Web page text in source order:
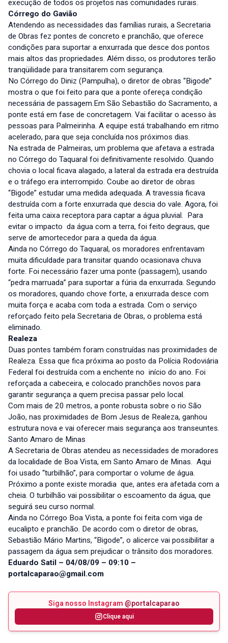
execução de todos os projetos nas comunidades rurais.
Córrego do Gavião
Atendendo as necessidades das famílias rurais, a Secretaria
de Obras fez pontes de concreto e pranchão, que oferece
condições para suportar a enxurrada que desce dos pontos
mais altos das propriedades. Além disso, os produtores terão
tranqüilidade para transitarem com segurança.
No Córrego do Diniz (Pampulha), o diretor de obras “Bigode”
mostra o que foi feito para que a ponte ofereça condição
necessária de passagem.Em São Sebastião do Sacramento, a
ponte está em fase de concretagem. Vai facilitar o acesso às
pessoas para Palmeirinha. A equipe está trabalhando em ritmo
acelerado, para que seja concluída nos próximos dias.
Na estrada de Palmeiras, um problema que afetava a estrada
no Córrego do Taquaral foi definitivamente resolvido. Quando
chovia o local ficava alagado, a lateral da estrada era destruída
e o tráfego era interrompido. Coube ao diretor de obras
“Bigode” estudar uma medida adequada. A travessia ficava
destruída com a forte enxurrada que descia do vale. Agora, foi
feita uma caixa receptora para captar a água pluvial. Para
evitar o impacto da água com a terra, foi feito degraus, que
serve de amortecedor para a queda da água.
Ainda no Córrego do Taquaral, os moradores enfrentavam
muita dificuldade para transitar quando ocasionava chuva
forte. Foi necessário fazer uma ponte (passagem), usando
“pedra marruada” para suportar a fúria da enxurrada. Segundo
os moradores, quando chove forte, a enxurrada desce com
muita força e acaba com toda a estrada. Com o serviço
reforçado feito pela Secretaria de Obras, o problema está
eliminado.
Realeza
Duas pontes também foram construídas nas proximidades de
Realeza. Essa que fica próxima ao posto da Polícia Rodoviária
Federal foi destruída com a enchente no início do ano. Foi
reforçada a cabeceira, e colocado pranchões novos para
garantir segurança a quem precisa passar pelo local.
Com mais de 20 metros, a ponte robusta sobre o rio São
João, nas proximidades de Bom Jesus de Realeza, ganhou
estrutura nova e vai oferecer mais segurança aos transeuntes.
Santo Amaro de Minas
A Secretaria de Obras atendeu as necessidades de moradores
da localidade de Boa Vista, em Santo Amaro de Minas. Aqui
foi usado “turbilhão”, para comportar o volume de água.
Próximo a ponte existe moradia que, antes era afetada com a
cheia. O turbilhão vai possibilitar o escoamento da água, que
seguirá seu curso normal.
Ainda no Córrego Boa Vista, a ponte foi feita com viga de
eucalipto e pranchão. De acordo com o diretor de obras,
Sebastião Mário Martins, “Bigode”, o alicerce vai possibilitar a
passagem da água sem prejudicar o trânsito dos moradores.
Eduardo Satil – 04/08/09 – 09:10 –
portalcaparao@gmail.com
Siga nosso Instagram @portalcaparao
Clique aqui